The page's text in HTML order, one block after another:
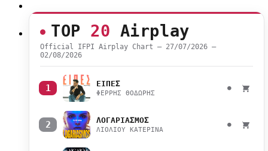
TOP 20 Airplay
Official IFPI Airplay Chart — 27/07/2026 –
02/08/2026
1 ΕΙΠΕΣ
ΦΕΡΡΗΣ ΘΟΔΩΡΗΣ
●
2 ΛΟΓΑΡΙΑΣΜΟΣ
ΛΙΟΛΙΟΥ ΚΑΤΕΡΙΝΑ
●